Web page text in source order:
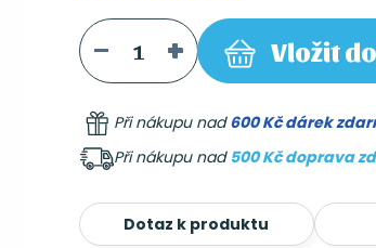
Vložit
Při nákupu nad600 Kč dárek
Při nákupu nad 500 Kč doprava
Dotaz k produktu